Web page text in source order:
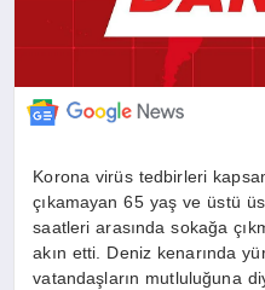
Korona virüs tedbirleri
çıkamayan 65 yaş ve üstü
saatleri arasında sokağa
akın etti. Deniz kenarında
vatandaşların mutluluğuna